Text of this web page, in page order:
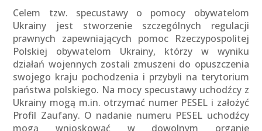
Celem tzw. specustawy o pomocy obywatelom
Ukrainy jest stworzenie szczególnych regulacji
prawnych zapewniających pomoc Rzeczypospolitej
Polskiej obywatelom Ukrainy, którzy w wyniku
działań wojennych zostali zmuszeni do opuszczenia
swojego kraju pochodzenia i przybyli na terytorium
państwa polskiego. Na mocy specustawy uchodźcy z
Ukrainy mogą m.in. otrzymać numer PESEL i założyć
Profil Zaufany. O nadanie numeru PESEL uchodźcy
mogą wnioskować w dowolnym organie